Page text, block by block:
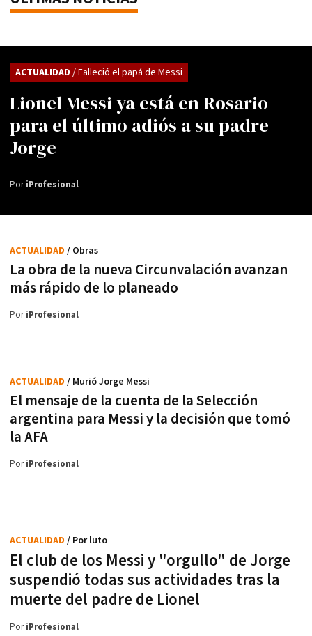
Lionel Messi ya está en Rosario
para el último adiós a su padre
Jorge
ACTUALIDAD / Falleció el papá de Messi
PoriProfesional
La obra de la nueva Circunvalación avanzan
más rápido de lo planeado
ACTUALIDAD / Obras
PoriProfesional
El mensaje de la cuenta de la Selección
argentina para Messi y la decisión que tomó
la AFA
ACTUALIDAD / Murió Jorge Messi
PoriProfesional
El club de los Messi y "orgullo" de Jorge
suspendió todas sus actividades tras la
muerte del padre de Lionel
ACTUALIDAD / Por luto
PoriProfesional